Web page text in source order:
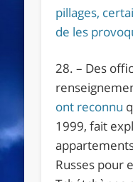
pillages,
de les
28. – Des
ont reconnu
1999, fait
Russes pour